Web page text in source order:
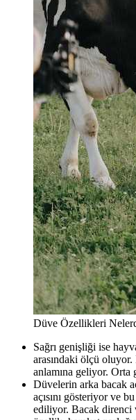
Düve Özellikleri
Sağrı genişliği ise
arasındaki ölçü
anlamına geliyor. Orta
Düvelerin arka bacak
açısını gösteriyor ve
ediliyor. Bacak direnci